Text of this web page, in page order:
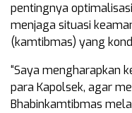
pentingnya
menjaga situasi
(kamtibmas) yang
“Saya mengharapkan
para Kapolsek, agar
Bhabinkamtibmas